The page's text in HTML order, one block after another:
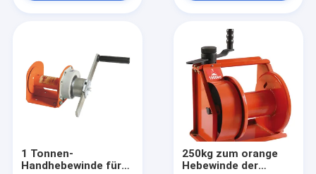
1 Tonnen-
Handhebewinde für
250kg zum orange
Hebewinde der